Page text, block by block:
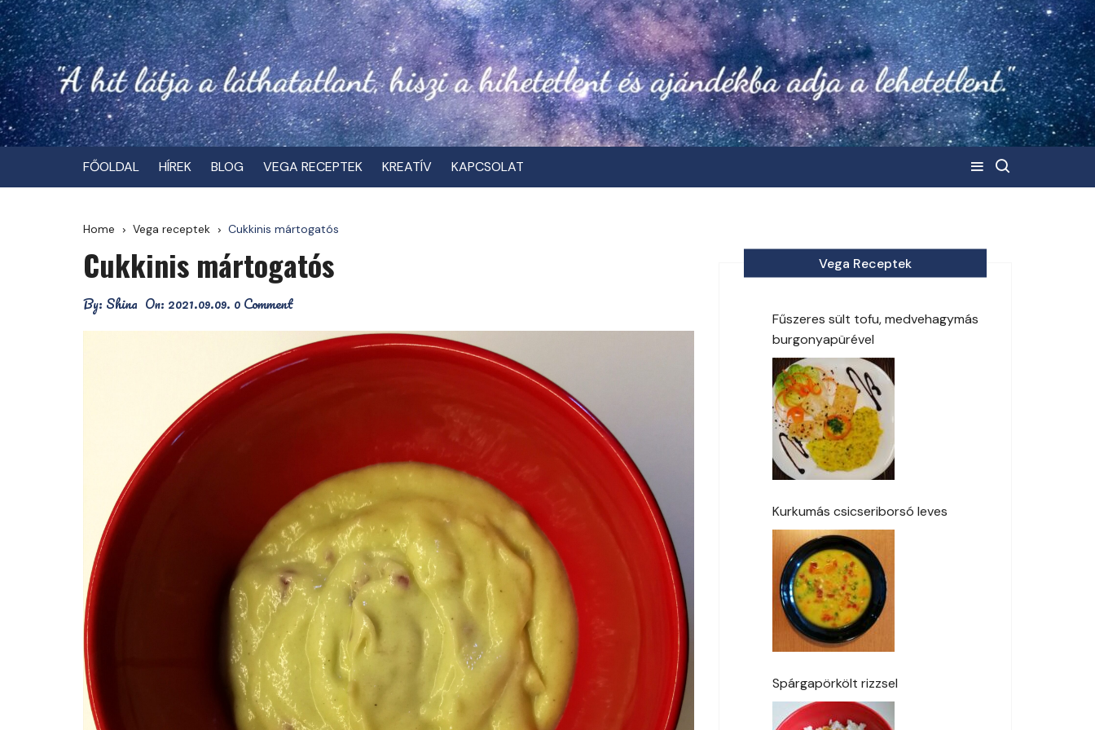
Skip
to
content
FŐOLDAL HÍREK BLOG VEGA RECEPTEK KREATÍV KAPCSOLAT
Home Vega receptek Cukkinis mártogatós
Cukkinis mártogatós
By: Shina On: 2021.09.09. 0 Comment
Vega Receptek
Fűszeres sült tofu, medvehagymás
burgonyapürével
Kurkumás csicseriborsó leves
Spárgapörkölt rizzsel